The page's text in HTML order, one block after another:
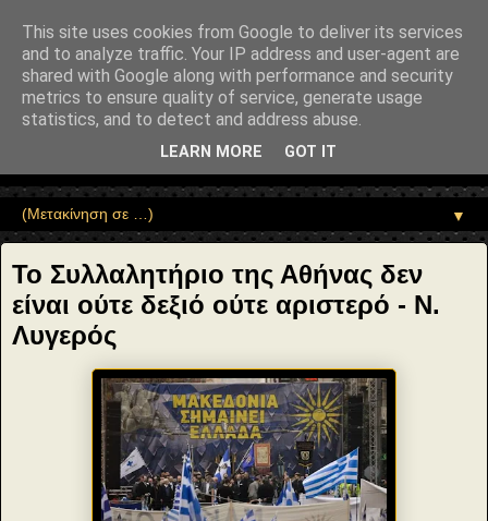
"potentialAction": { "@type": "ReadAction", "target":
"https://www.sophia-ntrekou.gr/2018/02/syllalitirio-athina.html" } }
Αέναη επΑνάσταση
• Επιστήμη • Ψυχολογία • Λογοτεχνία • Τέχνες • Θεολογία •
Φιλοσοφία • Στοχασμοί... για τη μνήμη, τον άνθρωπο και το
▼
Το Συλλαλητήριο της Αθήνας δεν
είναι ούτε δεξιό ούτε αριστερό - Ν.
Λυγερός
This site uses cookies from Google to deliver its services
and to analyze traffic. Your IP address and user-agent are
shared with Google along with performance and security
metrics to ensure quality of service, generate usage
statistics, and to detect and address abuse.
LEARN MORE GOT IT